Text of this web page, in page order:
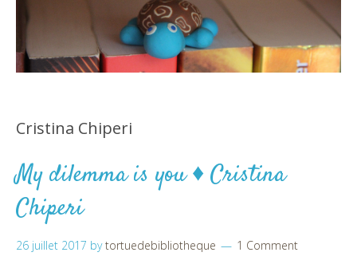
Cristina Chiperi
My dilemma is you ♦ Cristina
Chiperi
26 juillet 2017 bytortuedebibliotheque 1 Comment